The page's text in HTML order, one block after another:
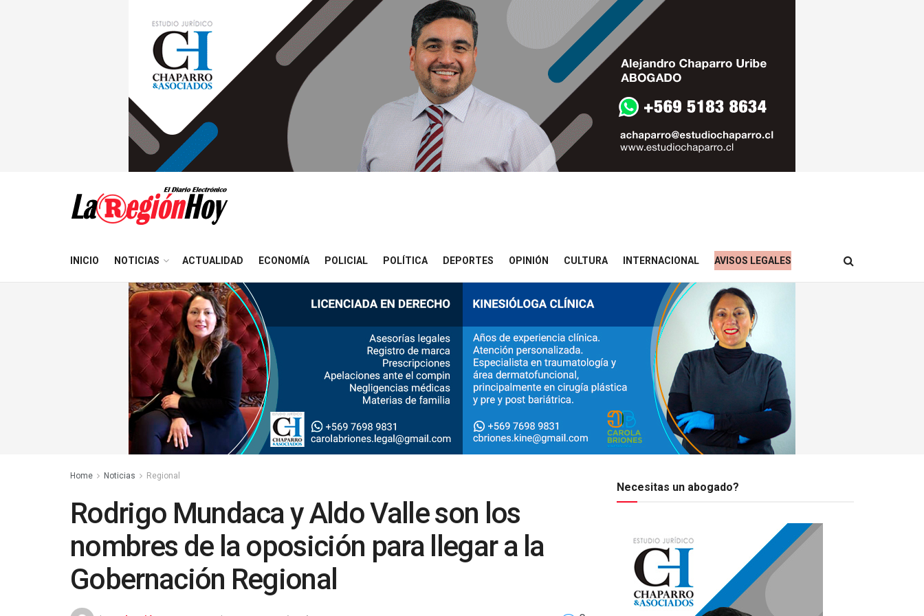
INICIO NOTICIAS ACTUALIDAD ECONOMÍA POLICIAL POLÍTICA DEPORTES OPINIÓN CULTURA INTERNACIONAL AVISOS LEGALES
Home Noticias Regional
Rodrigo Mundaca y Aldo Valle son los
nombres de la oposición para llegar a la
Gobernación Regional
Necesitas un abogado?